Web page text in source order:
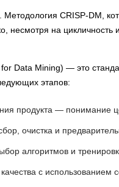
CRISP-DM,
несмотря на цикличность
Data Mining) — это
этапов:
продукта — понимание
очистка и
алгоритмов и
с использованием